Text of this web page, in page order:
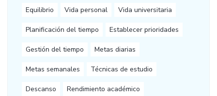
Equilibrio Vida personal Vida universitaria
Planificación del tiempo Establecer prioridades
Gestión del tiempo Metas diarias
Metas semanales Técnicas de estudio
Descanso Rendimiento académico